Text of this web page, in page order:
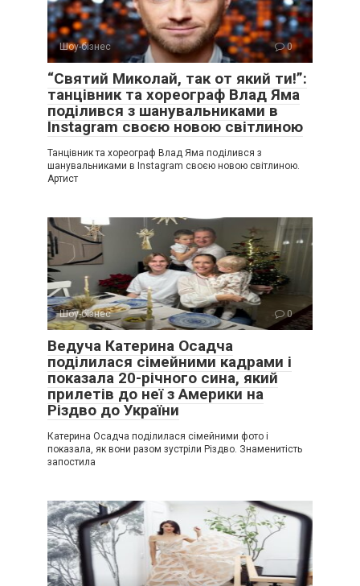
Шоу-бізнес 0
“Святий Миколай, так от який ти!”:
танцівник та хореограф Влад Яма
поділився з шанувальниками в
Instagram своєю новою світлиною
Танцівник та хореограф Влад Яма поділився з
шанувальниками в Instagram своєю новою світлиною.
Артист
Шоу-бізнес 0
Ведуча Катерина Осадча
поділилася сімейними кадрами і
показала 20-річного сина, який
прилетів до неї з Америки на
Різдво до України
Катерина Осадча поділилася сімейними фото і
показала, як вони разом зустріли Різдво. Знаменитість
запостила